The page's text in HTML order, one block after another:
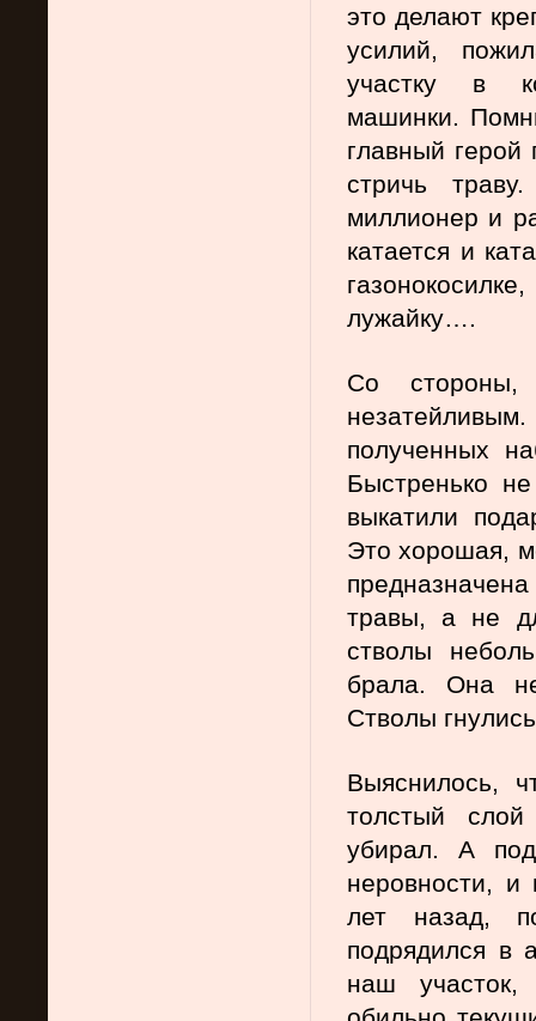
это делают
усилий,
участку в
машинки.
главный
стричь
миллионер и
катается и
лужайку….
Со
полученных
Быстренько
выкатили
Это хорошая,
травы, а не
стволы
брала. Она
Стволы
Выяснилось,
толстый
убирал. А
неровности, и
лет назад,
подрядился в
наш